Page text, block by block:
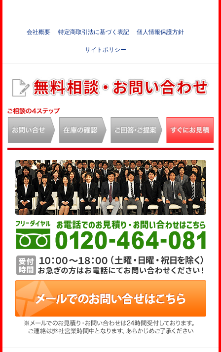
会社概要 特定商取引法に基づく表記 個人情報保護方針
サイトポリシー